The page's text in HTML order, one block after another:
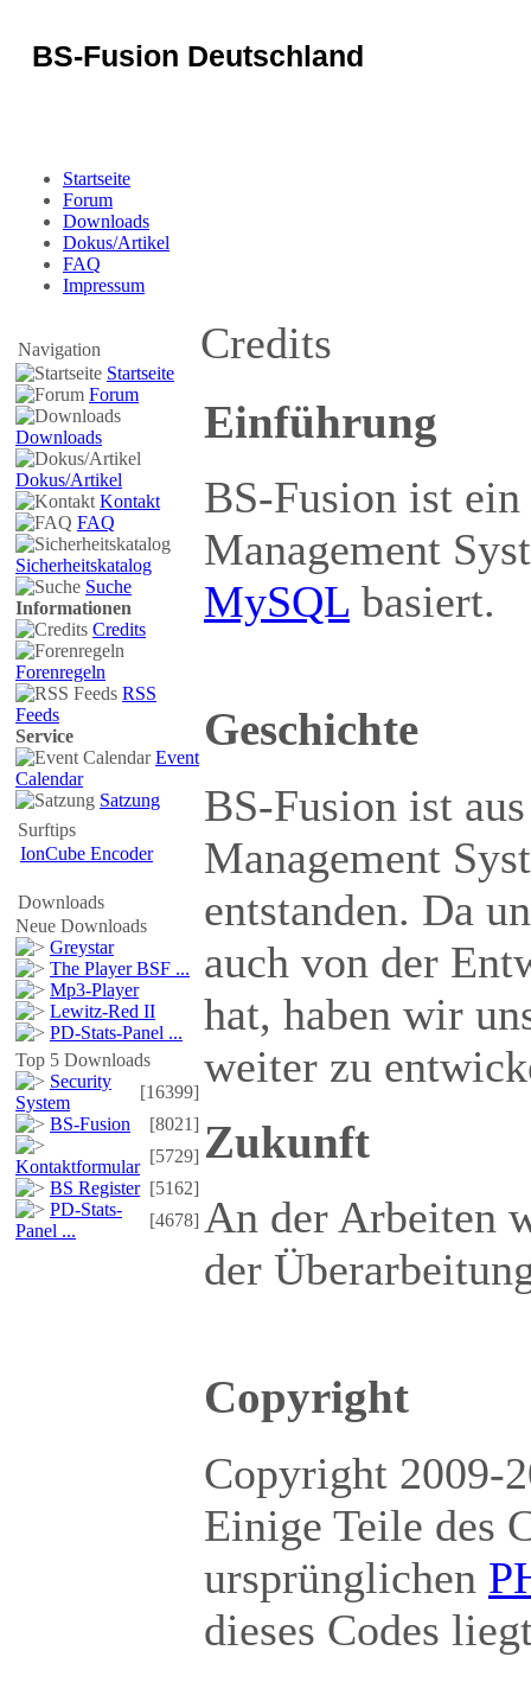
BS-Fusion Deutschland
Startseite
Forum
Downloads
Dokus/Artikel
FAQ
Impressum
Navigation
Startseite
Forum
Downloads
Dokus/Artikel
Kontakt
FAQ
Sicherheitskatalog
Suche
Informationen
Credits
Forenregeln
RSS
Feeds
Service
Event
Calendar
Satzung
Surftips
IonCube Encoder
Downloads
Neue Downloads
Greystar
The Player BSF ...
Mp3-Player
Lewitz-Red II
PD-Stats-Panel ...
Top 5 Downloads
Security
System
[16399]
BS-Fusion
[8021]
Kontaktformular
[5729]
BS Register [5162]
PD-Stats-
Panel ...
[4678]
Credits
Einführung
BS-Fusion ist
Management
MySQL basiert.
Geschichte
BS-Fusion ist
Management
entstanden. Da
auch von der
hat, haben wir
weiter zu
Zukunft
An der Arbeiten
der
Copyright
Copyright 2009-
Einige Teile des
ursprünglichen
dieses Codes